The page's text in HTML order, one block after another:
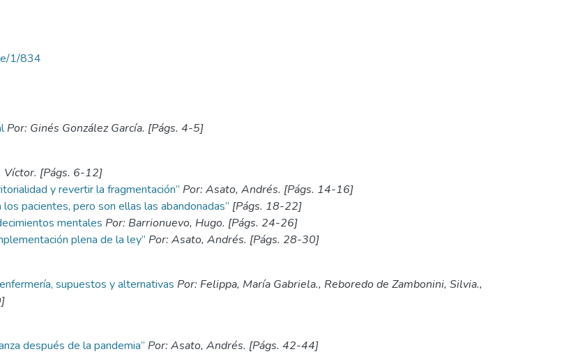
1/834
Por: Ginés González García. [Págs. 4-5]
Víctor. [Págs. 6-12]
y revertir la fragmentación” Por: Asato, Andrés. [Págs. 14-16]
pacientes, pero son ellas las abandonadas” [Págs. 18-22]
mentales Por: Barrionuevo, Hugo. [Págs. 24-26]
plena de la ley” Por: Asato, Andrés. [Págs. 28-30]
supuestos y alternativas Por: Felippa, María Gabriela., Reboredo de Zambonini, Silvia.,
después de la pandemia” Por: Asato, Andrés. [Págs. 42-44]